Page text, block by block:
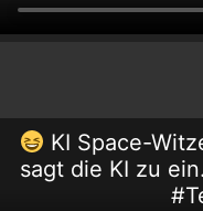
KI Space-
sagt die KI zu